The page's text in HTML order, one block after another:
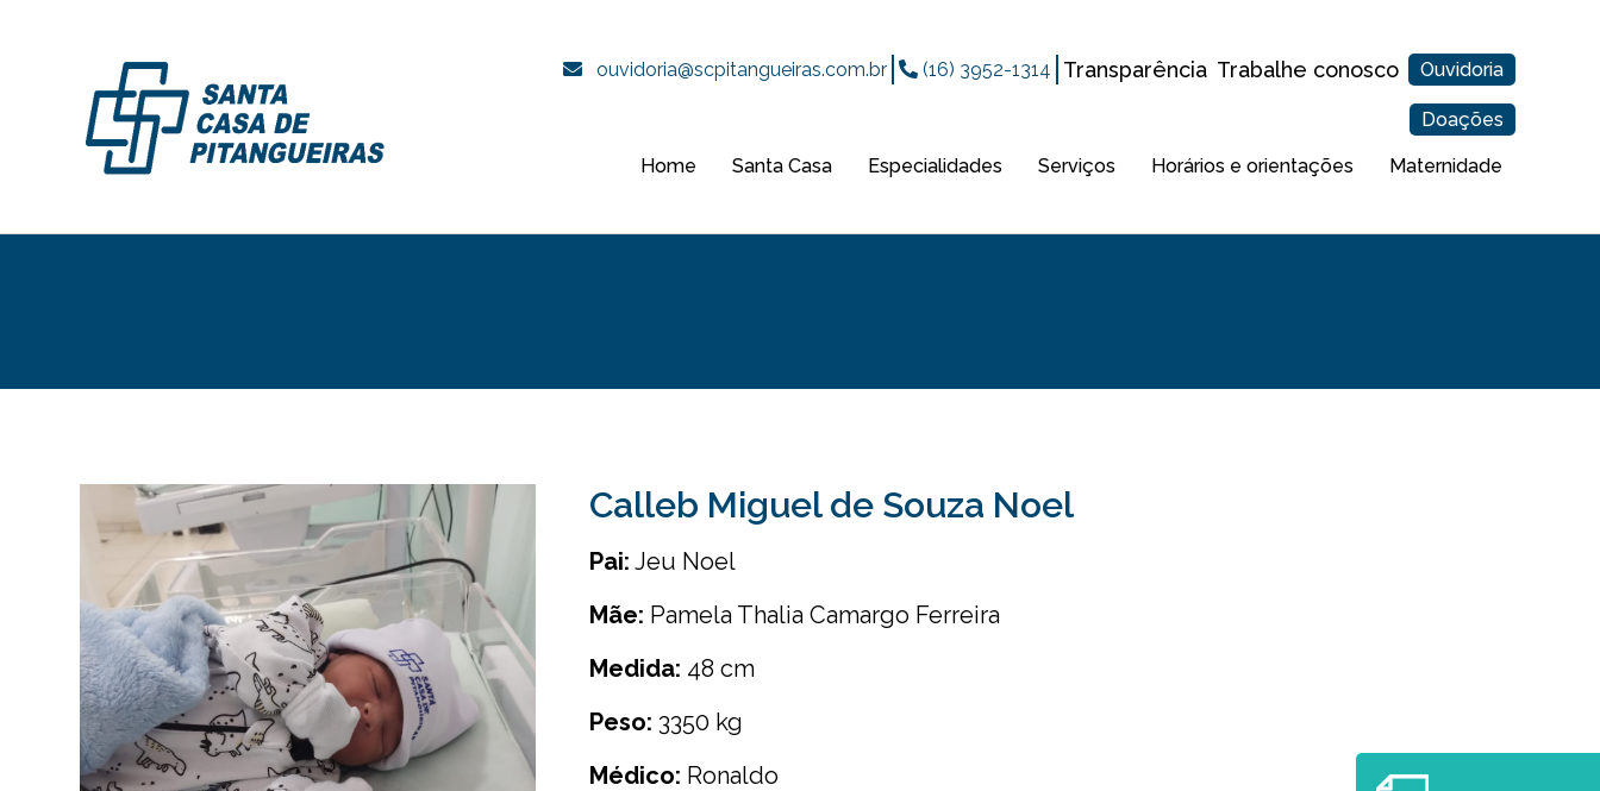
ouvidoria@scpitangueiras.com.br (16) 3952-1314 Transparência Trabalhe conosco Ouvidoria
Doações
Home Santa Casa Especialidades Serviços Horários e orientações Maternidade
Calleb Miguel de Souza Noel
Pai: Jeu Noel
Mãe: Pamela Thalia Camargo Ferreira
Medida: 48 cm
Peso: 3350 kg
Médico: Ronaldo